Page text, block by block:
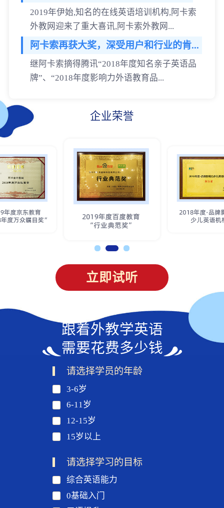
2019年伊始,知名的在线英语培训机构,阿卡索
外教网迎来了重大喜讯,阿卡索外教网...
阿卡索再获大奖，深受用户和行业的肯...
继阿卡索摘得腾讯“2018年度知名亲子英语品
牌”、“2018年度影响力外语教育品...
企业荣誉
立即试听
跟着外教学英语
需要花费多少钱
请选择学员的年龄
3-6岁
6-11岁
12-15岁
15岁以上
请选择学习的目标
综合英语能力
0基础入门